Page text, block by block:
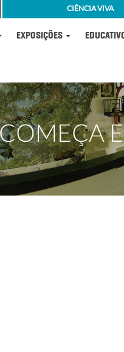
CIÊNCIA VIVA
EXPOSIÇÕES